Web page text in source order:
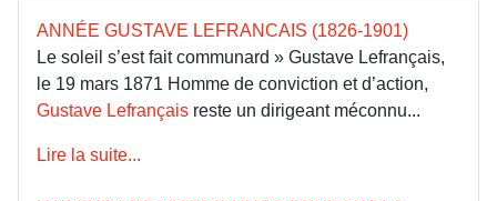
ANNÉE GUSTAVE LEFRANCAIS (1826-1901)
Le soleil s’est fait communard » Gustave Lefrançais,
le 19 mars 1871 Homme de conviction et d’action,
Gustave Lefrançais reste un dirigeant méconnu...
Lire la suite...